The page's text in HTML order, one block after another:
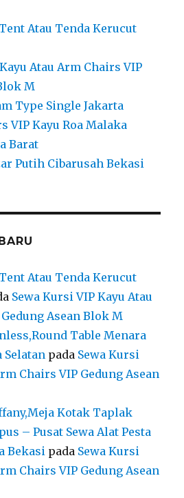
Atau Tenda Kerucut
Atau Arm Chairs VIP
M
Type Single Jakarta
VIP Kayu Roa Malaka
Barat
Putih Cibarusah Bekasi
Atau Tenda Kerucut
Sewa Kursi VIP Kayu Atau
Asean Blok M
Table Menara
Selatan pada Sewa Kursi
Chairs VIP Gedung Asean
Kotak Taplak
– Pusat Sewa Alat Pesta
Bekasi pada Sewa Kursi
Chairs VIP Gedung Asean